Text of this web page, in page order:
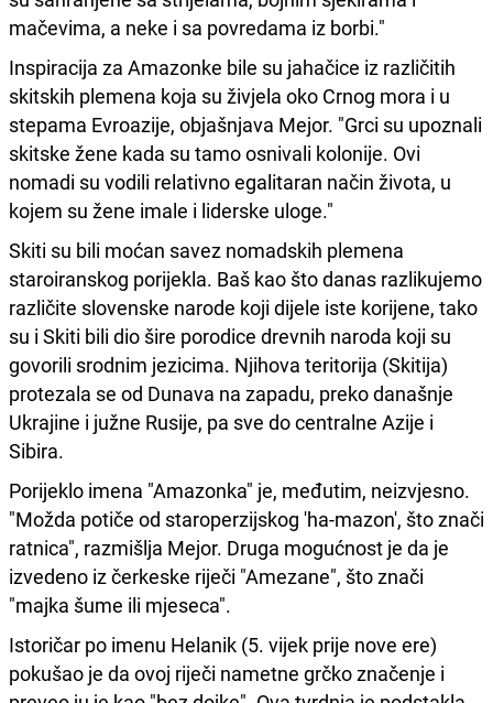
mačevima, a neke i sa povredama iz borbi."
Inspiracija za Amazonke bile su jahačice iz različitih
skitskih plemena koja su živjela oko Crnog mora i u
stepama Evroazije, objašnjava Mejor. "Grci su upoznali
skitske žene kada su tamo osnivali kolonije. Ovi
nomadi su vodili relativno egalitaran način života, u
kojem su žene imale i liderske uloge."
Skiti su bili moćan savez nomadskih plemena
staroiranskog porijekla. Baš kao što danas razlikujemo
različite slovenske narode koji dijele iste korijene, tako
su i Skiti bili dio šire porodice drevnih naroda koji su
govorili srodnim jezicima. Njihova teritorija (Skitija)
protezala se od Dunava na zapadu, preko današnje
Ukrajine i južne Rusije, pa sve do centralne Azije i
Sibira.
Porijeklo imena "Amazonka" je, međutim, neizvjesno.
"Možda potiče od staroperzijskog 'ha-mazon', što znači
ratnica", razmišlja Mejor. Druga mogućnost je da je
izvedeno iz čerkeske riječi "Amezane", što znači
"majka šume ili mjeseca".
Istoričar po imenu Helanik (5. vijek prije nove ere)
pokušao je da ovoj riječi nametne grčko značenje i